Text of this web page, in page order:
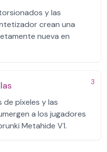
y las
crean una
nueva en
3
de píxeles y las
a los jugadores
Metahide V1.